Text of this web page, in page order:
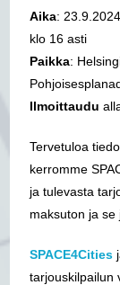
Aika:
klo 16 asti
Paikka:
Ilmoittaudu
Tervetuloa
kerromme
ja tulevasta
maksuton ja se
SPACE4Cities
tarjouskilpailun